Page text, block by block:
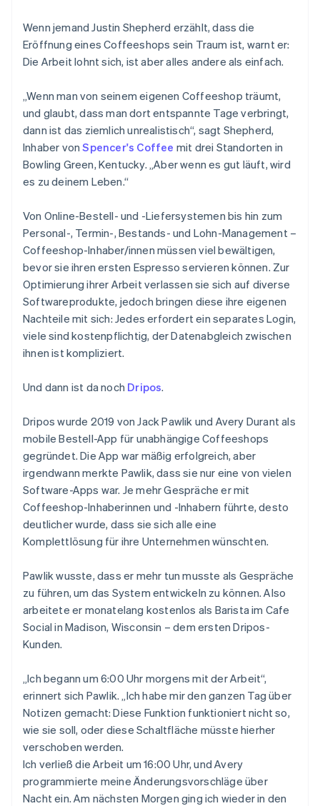
Atlas
Start-up-Gründung
Climate
Stripe-Sessions 2026
Erfahren Sie, wie Stripe Lösungen für die
Jetzt ansehen
Partner
Stripe App-Marktplatz
Wenn jemand Justin Shepherd erzählt, dass die
Eröffnung eines Coffeeshops sein Traum ist, warnt er:
Die Arbeit lohnt sich, ist aber alles andere als einfach.
„Wenn man von seinem eigenen Coffeeshop träumt,
und glaubt, dass man dort entspannte Tage verbringt,
dann ist das ziemlich unrealistisch“, sagt Shepherd,
Inhaber vonSpencer's Coffee mit drei Standorten in
Bowling Green, Kentucky. „Aber wenn es gut läuft, wird
es zu deinem Leben.“
Von Online-Bestell- und -Liefersystemen bis hin zum
Personal-, Termin-, Bestands- und Lohn-Management –
Coffeeshop-Inhaber/innen müssen viel bewältigen,
bevor sie ihren ersten Espresso servieren können. Zur
Optimierung ihrer Arbeit verlassen sie sich auf diverse
Softwareprodukte, jedoch bringen diese ihre eigenen
Nachteile mit sich: Jedes erfordert ein separates Login,
viele sind kostenpflichtig, der Datenabgleich zwischen
ihnen ist kompliziert.
Und dann ist da noch Dripos.
Dripos wurde 2019 von Jack Pawlik und Avery Durant als
mobile Bestell-App für unabhängige Coffeeshops
gegründet. Die App war mäßig erfolgreich, aber
irgendwann merkte Pawlik, dass sie nur eine von vielen
Software-Apps war. Je mehr Gespräche er mit
Coffeeshop-Inhaberinnen und -Inhabern führte, desto
deutlicher wurde, dass sie sich alle eine
Komplettlösung für ihre Unternehmen wünschten.
Pawlik wusste, dass er mehr tun musste als Gespräche
zu führen, um das System entwickeln zu können. Also
arbeitete er monatelang kostenlos als Barista im Cafe
Social in Madison, Wisconsin – dem ersten Dripos-
Kunden.
„Ich begann um 6:00 Uhr morgens mit der Arbeit“,
erinnert sich Pawlik. „Ich habe mir den ganzen Tag über
Notizen gemacht: Diese Funktion funktioniert nicht so,
wie sie soll, oder diese Schaltfläche müsste hierher
verschoben werden.
Ich verließ die Arbeit um 16:00 Uhr, und Avery
programmierte meine Änderungsvorschläge über
Nacht ein. Am nächsten Morgen ging ich wieder in den